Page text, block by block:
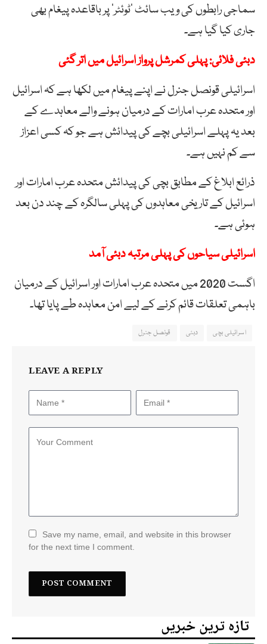
سماجی رابطوں کی ویب سائٹ ’ٹوئٹر‘ پر باقاعدہ پیغام بھی
جاری کیا گیا ہے۔
دبئی فلائی: پہلی کمرشل پرواز اسرائیل میں اتر گئی
اسرائیلی قونصل جنرل نے اپنے پیغام میں لکھا ہے کہ اسرائیل
اور متحدہ عرب امارات کے درمیان ہونے والے معاہدے کے
بعد یہ پہلے اسرائیلی بچے کی پیدائش ہے جو کہ کسی اعزاز
سے کم نہیں ہے۔
ذرائع ابلاغ کے مطابق بچی کی پیدائش متحدہ عرب امارات اور
اسرائیل کے تاریخی معاہدوں کی پہلی سالگرہ کے چند دن بعد
ہوئی ہے۔
اسرائیلی سیاحوں کی پہلی مرتبہ دبئی آمد
اگست 2020 میں متحدہ عرب امارات اور اسرائیل کے درمیان
باہمی تعلقات قائم کرنے کے لیے امن معاہدہ طے پایا تھا۔
اسرائیلی بچی دبئی قونصل جنرل
LEAVE A REPLY
Save my name, email, and website in this browser
for the next time I comment.
تازہ ترین خبریں